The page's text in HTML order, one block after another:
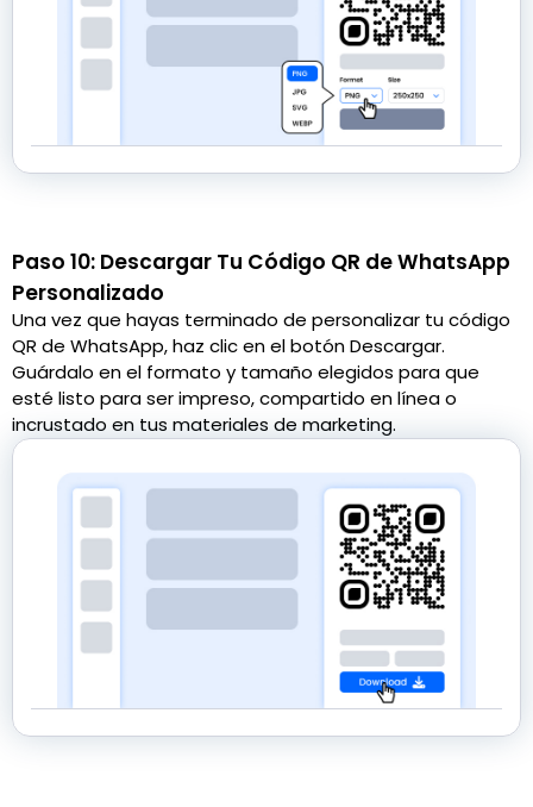
Paso 10: Descargar Tu Código QR de WhatsApp
Personalizado
Una vez que hayas terminado de personalizar tu código
QR de WhatsApp, haz clic en el botón Descargar.
Guárdalo en el formato y tamaño elegidos para que
esté listo para ser impreso, compartido en línea o
incrustado en tus materiales de marketing.